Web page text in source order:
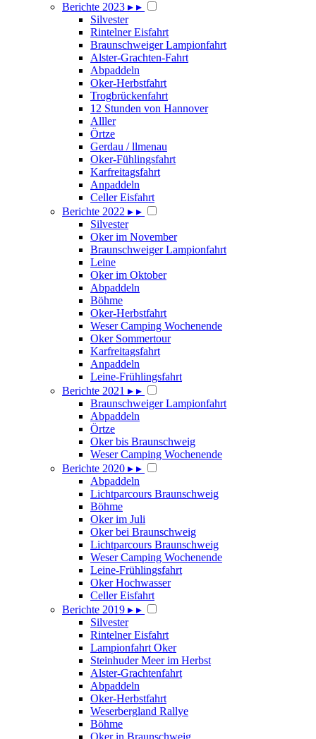
Berichte 2023 ▸ ▸
Silvester
Rintelner Eisfahrt
Braunschweiger Lampionfahrt
Alster-Grachten-Fahrt
Abpaddeln
Oker-Herbstfahrt
Trogbrückenfahrt
12 Stunden von Hannover
Alller
Örtze
Gerdau / llmenau
Oker-Fühlingsfahrt
Karfreitagsfahrt
Anpaddeln
Celler Eisfahrt
Berichte 2022 ▸ ▸
Silvester
Oker im November
Braunschweiger Lampionfahrt
Leine
Oker im Oktober
Abpaddeln
Böhme
Oker-Herbstfahrt
Weser Camping Wochenende
Oker Sommertour
Karfreitagsfahrt
Anpaddeln
Leine-Frühlingsfahrt
Berichte 2021 ▸ ▸
Braunschweiger Lampionfahrt
Abpaddeln
Örtze
Oker bis Braunschweig
Weser Camping Wochenende
Berichte 2020 ▸ ▸
Abpaddeln
Lichtparcours Braunschweig
Böhme
Oker im Juli
Oker bei Braunschweig
Lichtparcours Braunschweig
Weser Camping Wochenende
Leine-Frühlingsfahrt
Oker Hochwasser
Celler Eisfahrt
Berichte 2019 ▸ ▸
Silvester
Rintelner Eisfahrt
Lampionfahrt Oker
Steinhuder Meer im Herbst
Alster-Grachtenfahrt
Abpaddeln
Oker-Herbstfahrt
Weserbergland Rallye
Böhme
Oker in Braunschweig